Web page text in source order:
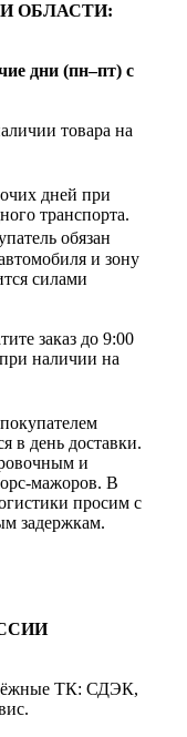
ОБЛАСТИ:
дни (пн–пт) с
товара на
дней при
транспорта.
обязан
и зону
силами
заказ до 9:00
наличии на
в день доставки.
и
мажоров. В
просим с
задержкам.
ТК: СДЭК,